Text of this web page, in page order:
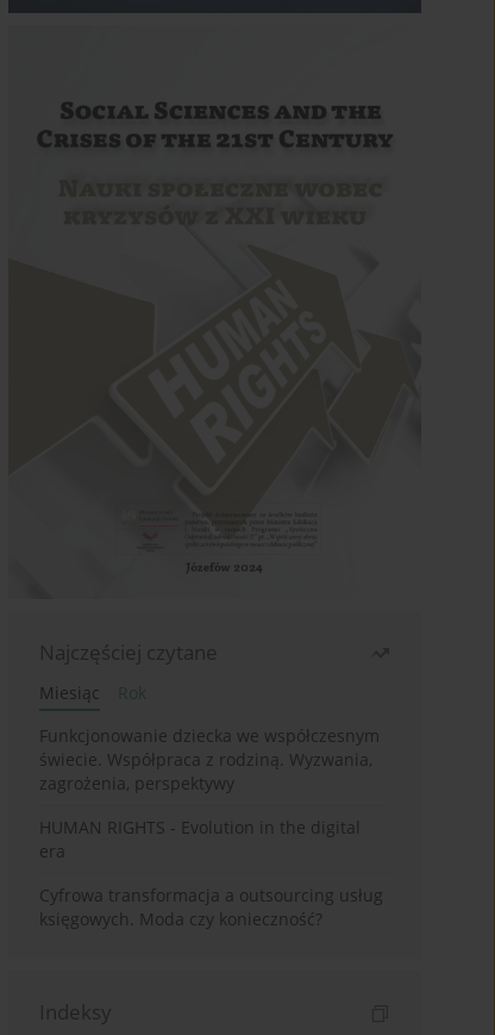
Najczęściej czytane
Miesiąc
Rok
Funkcjonowanie dziecka we współczesnym
świecie. Współpraca z rodziną. Wyzwania,
zagrożenia, perspektywy
HUMAN RIGHTS - Evolution in the digital
era
Cyfrowa transformacja a outsourcing usług
księgowych. Moda czy konieczność?
Indeksy